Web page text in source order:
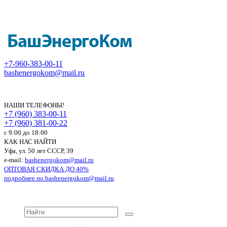
+7-960-383-00-11
bashenergokom@mail.ru
НАШИ ТЕЛЕФОНЫ!
+7 (960) 383-00-11
+7 (960) 381-00-22
c 9:00 до 18:00
КАК НАС НАЙТИ
Уфа, ул. 50 лет СССР, 39
e-mail: bashenergokom@mail.ru
ОПТОВАЯ СКИДКА ДО 40%
подробнее по bashenergokom@mail.ru